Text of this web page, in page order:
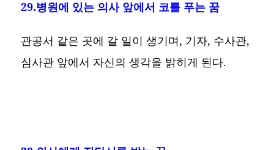
29.병원에 있는 의사 앞에서 코를 푸는 꿈
관공서 같은 곳에 갈 일이 생기며, 기자, 수사관,
심사관 앞에서 자신의 생각을 밝히게 된다.